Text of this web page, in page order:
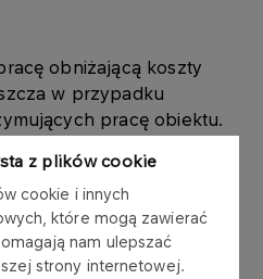
z plików cookie
cookie i innych
które mogą zawierać
nam ulepszać
strony internetowej.
obniżającą koszty
w przypadku
pracę obiektu.